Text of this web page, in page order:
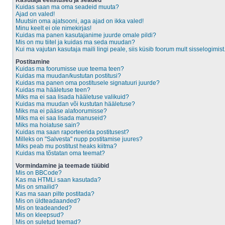
Kuidas saan ma oma seadeid muuta?
Ajad on valed!
Muutsin oma ajatsooni, aga ajad on ikka valed!
Minu keelt ei ole nimekirjas!
Kuidas ma panen kasutajanime juurde omale pildi?
Mis on mu tiitel ja kuidas ma seda muudan?
Kui ma vajutan kasutaja maili lingi peale, siis küsib foorum mult sisselogimist.
Postitamine
Kuidas ma foorumisse uue teema teen?
Kuidas ma muudan/kustutan postitusi?
Kuidas ma panen oma postitusele signatuuri juurde?
Kuidas ma hääletuse teen?
Miks ma ei saa lisada hääletuse valikuid?
Kuidas ma muudan või kustutan hääletuse?
Miks ma ei pääse alafoorumisse?
Miks ma ei saa lisada manuseid?
Miks ma hoiatuse sain?
Kuidas ma saan raporteerida postitusest?
Milleks on "Salvesta" nupp postitamise juures?
Miks peab mu postitust heaks kiitma?
Kuidas ma tõstatan oma teemat?
Vormindamine ja teemade tüübid
Mis on BBCode?
Kas ma HTMLi saan kasutada?
Mis on smailid?
Kas ma saan pilte postitada?
Mis on üldteadaanded?
Mis on teadeanded?
Mis on kleepsud?
Mis on suletud teemad?